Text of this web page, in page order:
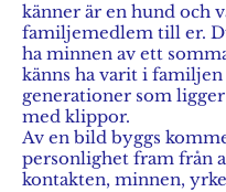
känner är en hund och
familjemedlem till er.
ha minnen av ett
känns ha varit i
generationer som
med klippor.
Av en bild byggs
personlighet fram från
kontakten, minnen,